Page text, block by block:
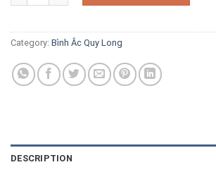
Category: Bình Ắc Quy Long
DESCRIPTION